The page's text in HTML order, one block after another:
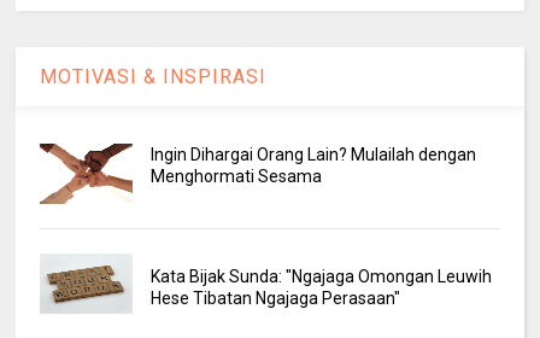
MOTIVASI & INSPIRASI
Ingin Dihargai Orang Lain? Mulailah dengan
Menghormati Sesama
Kata Bijak Sunda: "Ngajaga Omongan Leuwih
Hese Tibatan Ngajaga Perasaan"